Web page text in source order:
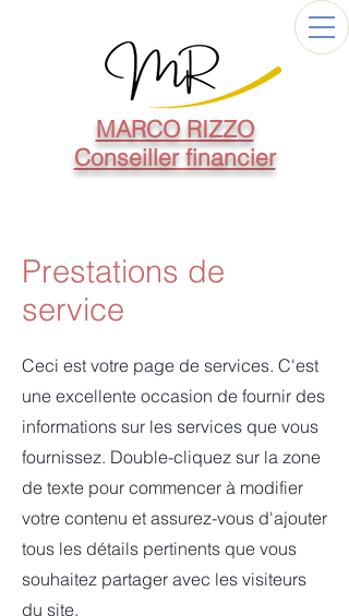
MARCO RIZZO
Conseiller financier
Prestations de
service
Ceci est votre page de services. C'est
une excellente occasion de fournir des
informations sur les services que vous
fournissez. Double-cliquez sur la zone
de texte pour commencer à modifier
votre contenu et assurez-vous d'ajouter
tous les détails pertinents que vous
souhaitez partager avec les visiteurs
du site.